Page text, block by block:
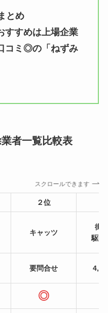
とめ
すすめは上場企業
コミ◎の「ねずみ
者一覧比較表
スクロールできます
２位
キャッツ
街
駆除
要問合せ
◎